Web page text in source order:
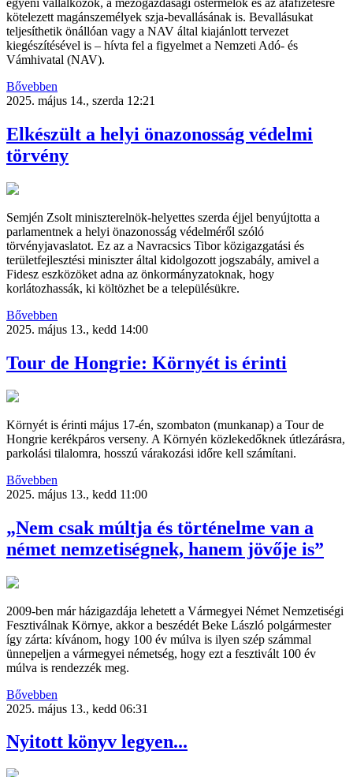
egyéni vállalkozók, a mezőgazdasági őstermelők és az áfafizetésre
kötelezett magánszemélyek szja-bevallásának is. Bevallásukat
teljesíthetik önállóan vagy a NAV által kiajánlott tervezet
kiegészítésével is – hívta fel a figyelmet a Nemzeti Adó- és
Vámhivatal (NAV).
Bővebben
2025. május 14., szerda 12:21
Elkészült a helyi önazonosság védelmi
törvény
Semjén Zsolt miniszterelnök-helyettes szerda éjjel benyújtotta a
parlamentnek a helyi önazonosság védelméről szóló
törvényjavaslatot. Ez az a Navracsics Tibor közigazgatási és
területfejlesztési miniszter által kidolgozott jogszabály, amivel a
Fidesz eszközöket adna az önkormányzatoknak, hogy
korlátozhassák, ki költözhet be a településükre.
Bővebben
2025. május 13., kedd 14:00
Tour de Hongrie: Környét is érinti
Környét is érinti május 17-én, szombaton (munkanap) a Tour de
Hongrie kerékpáros verseny. A Környén közlekedőknek útlezárásra,
parkolási tilalomra, hosszú várakozási időre kell számítani.
Bővebben
2025. május 13., kedd 11:00
„Nem csak múltja és történelme van a
német nemzetiségnek, hanem jövője is”
2009-ben már házigazdája lehetett a Vármegyei Német Nemzetiségi
Fesztiválnak Környe, akkor a beszédét Beke László polgármester
így zárta: kívánom, hogy 100 év múlva is ilyen szép számmal
ünnepeljen a vármegyei németség, hogy ezt a fesztivált 100 év
múlva is rendezzék meg.
Bővebben
2025. május 13., kedd 06:31
Nyitott könyv legyen...